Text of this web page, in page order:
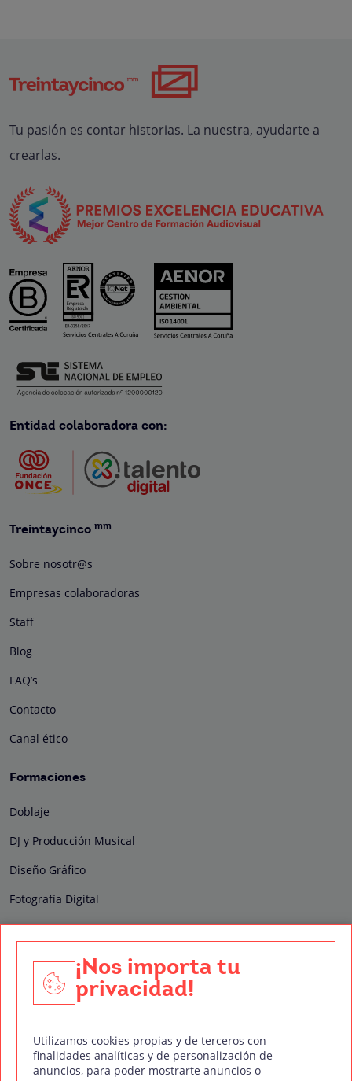
Tu pasión es contar historias. La nuestra, ayudarte a
crearlas.
Entidad colaboradora con:
Treintaycinco mm
Sobre nosotr@s
Empresas colaboradoras
Staff
Blog
FAQ’s
Contacto
Canal ético
Formaciones
Doblaje
DJ y Producción Musical
Diseño Gráfico
Fotografía Digital
Técnico de Sonido
Edición y Postproducción de Vídeo
Nuestros sellos de calidad
¡Nos importa tu
privacidad!
Utilizamos cookies propias y de terceros con
finalidades analíticas y de personalización de
anuncios, para poder mostrarte anuncios o